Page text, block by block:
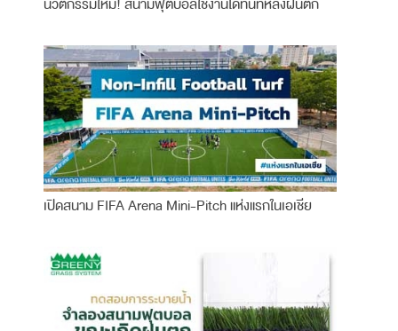
เปิดสนาม FIFA Arena Mini-Pitch แห่งแรกในเอเชีย